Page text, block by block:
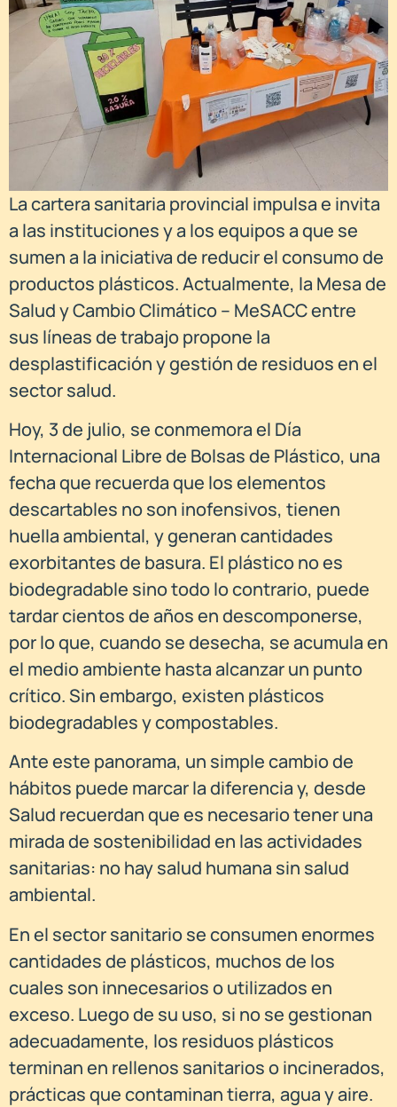
La cartera sanitaria provincial impulsa e invita
a las instituciones y a los equipos a que se
sumen a la iniciativa de reducir el consumo de
productos plásticos. Actualmente, la Mesa de
Salud y Cambio Climático – MeSACC entre
sus líneas de trabajo propone la
desplastificación y gestión de residuos en el
sector salud.
Hoy, 3 de julio, se conmemora el Día
Internacional Libre de Bolsas de Plástico, una
fecha que recuerda que los elementos
descartables no son inofensivos, tienen
huella ambiental, y generan cantidades
exorbitantes de basura. El plástico no es
biodegradable sino todo lo contrario, puede
tardar cientos de años en descomponerse,
por lo que, cuando se desecha, se acumula en
el medio ambiente hasta alcanzar un punto
crítico. Sin embargo, existen plásticos
biodegradables y compostables.
Ante este panorama, un simple cambio de
hábitos puede marcar la diferencia y, desde
Salud recuerdan que es necesario tener una
mirada de sostenibilidad en las actividades
sanitarias: no hay salud humana sin salud
ambiental.
En el sector sanitario se consumen enormes
cantidades de plásticos, muchos de los
cuales son innecesarios o utilizados en
exceso. Luego de su uso, si no se gestionan
adecuadamente, los residuos plásticos
terminan en rellenos sanitarios o incinerados,
prácticas que contaminan tierra, agua y aire.